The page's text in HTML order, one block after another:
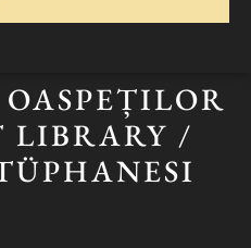
LIBRARY /